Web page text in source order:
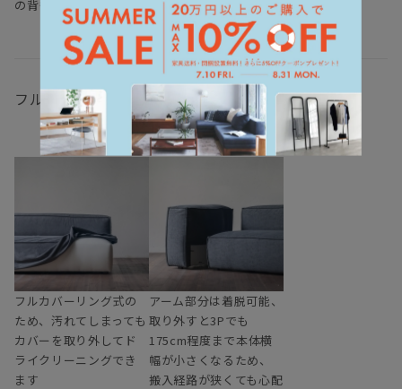
の背もたれ
フルカバーリング仕様、アーム着脱可、L型展開も
フルカバーリング式の
ため、汚れてしまっても
カバーを取り外してド
ライクリーニングでき
ます
アーム部分は着脱可能、
取り外すと3Pでも
175cm程度まで本体横
幅が小さくなるため、
搬入経路が狭くても心配